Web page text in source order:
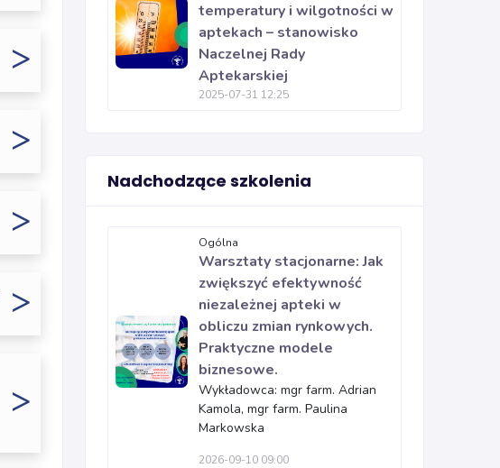
>
>
>
>
>
temperatury i wilgotności w
aptekach – stanowisko
Naczelnej Rady
Aptekarskiej
2025-07-31 12:25
Nadchodzące szkolenia
Ogólna
Warsztaty stacjonarne: Jak
zwiększyć efektywność
niezależnej apteki w
obliczu zmian rynkowych.
Praktyczne modele
biznesowe.
Wykładowca: mgr farm. Adrian
Kamola, mgr farm. Paulina
Markowska
2026-09-10 09:00